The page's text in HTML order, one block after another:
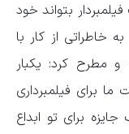
بتواند خود
خاطراتی از کار با
مطرح کرد: یکبار
برای فیلمبرداری
برای تو ابداع